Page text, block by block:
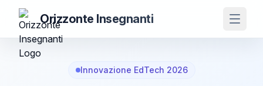
Orizzonte Insegnanti Apri
Innovazione EdTech 2026